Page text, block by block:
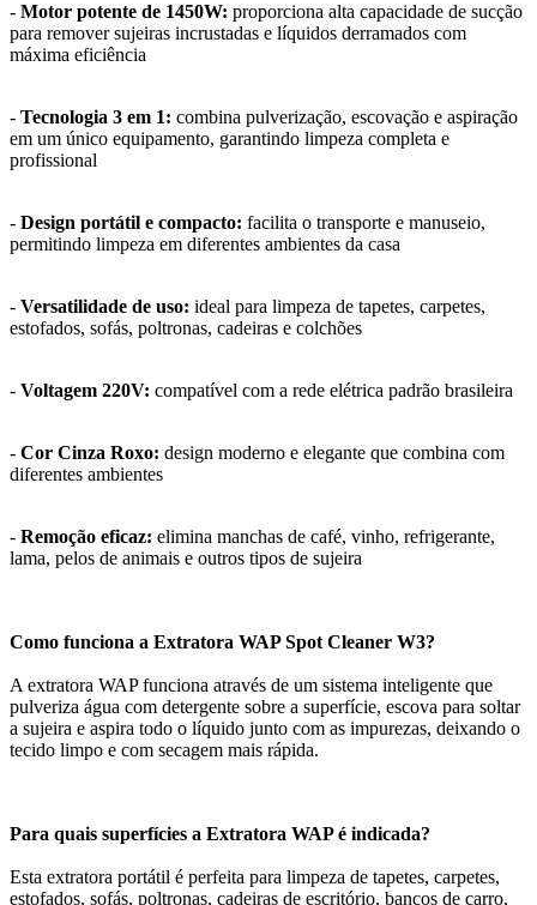
- Motor potente de 1450W: proporciona alta capacidade de sucção
para remover sujeiras incrustadas e líquidos derramados com
máxima eficiência
- Tecnologia 3 em 1: combina pulverização, escovação e aspiração
em um único equipamento, garantindo limpeza completa e
profissional
- Design portátil e compacto: facilita o transporte e manuseio,
permitindo limpeza em diferentes ambientes da casa
- Versatilidade de uso: ideal para limpeza de tapetes, carpetes,
estofados, sofás, poltronas, cadeiras e colchões
- Voltagem 220V: compatível com a rede elétrica padrão brasileira
- Cor Cinza Roxo: design moderno e elegante que combina com
diferentes ambientes
- Remoção eficaz: elimina manchas de café, vinho, refrigerante,
lama, pelos de animais e outros tipos de sujeira
Como funciona a Extratora WAP Spot Cleaner W3?
A extratora WAP funciona através de um sistema inteligente que
pulveriza água com detergente sobre a superfície, escova para soltar
a sujeira e aspira todo o líquido junto com as impurezas, deixando o
tecido limpo e com secagem mais rápida.
Para quais superfícies a Extratora WAP é indicada?
Esta extratora portátil é perfeita para limpeza de tapetes, carpetes,
estofados, sofás, poltronas, cadeiras de escritório, bancos de carro,